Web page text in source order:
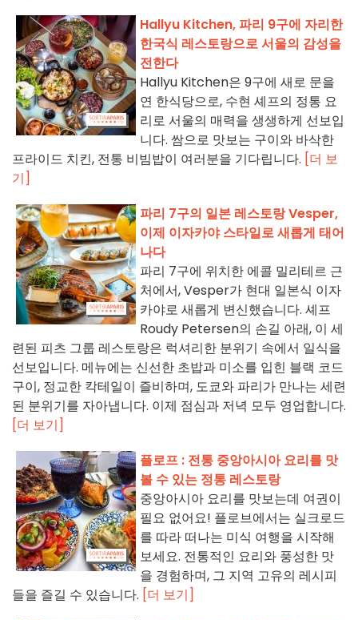
Hallyu Kitchen, 파리 9구에 자리한
한국식 레스토랑으로 서울의 감성을
전한다
Hallyu Kitchen은 9구에 새로 문을
연 한식당으로, 수현 셰프의 정통 요
리로 서울의 매력을 생생하게 선보입
니다. 쌈으로 맛보는 구이와 바삭한
프라이드 치킨, 전통 비빔밥이 여러분을 기다립니다. [더 보
기]
파리 7구의 일본 레스토랑 Vesper,
이제 이자카야 스타일로 새롭게 태어
나다
파리 7구에 위치한 에콜 밀리테르 근
처에서, Vesper가 현대 일본식 이자
카야로 새롭게 변신했습니다. 셰프
Roudy Petersen의 손길 아래, 이 세
련된 피츠 그룹 레스토랑은 럭셔리한 분위기 속에서 일식을
선보입니다. 메뉴에는 신선한 초밥과 미소를 입힌 블랙 코드
구이, 정교한 칵테일이 즐비하며, 도쿄와 파리가 만나는 세련
된 분위기를 자아냅니다. 이제 점심과 저녁 모두 영업합니다.
[더 보기]
플로프 : 전통 중앙아시아 요리를 맛
볼 수 있는 정통 레스토랑
중앙아시아 요리를 맛보는데 여권이
필요 없어요! 플로브에서는 실크로드
를 따라 떠나는 미식 여행을 시작해
보세요. 전통적인 요리와 풍성한 맛
을 경험하며, 그 지역 고유의 레시피
들을 즐길 수 있습니다. [더 보기]